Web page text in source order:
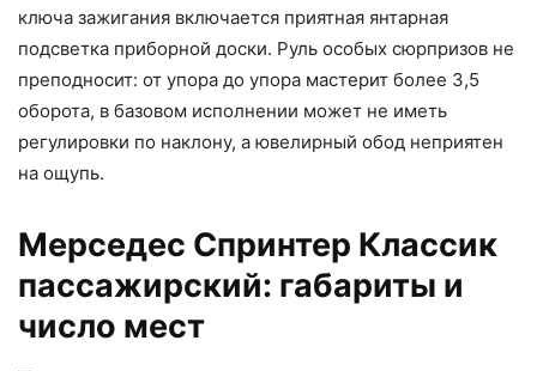
ключа зажигания включается приятная янтарная
подсветка приборной доски. Руль особых сюрпризов не
преподносит: от упора до упора мастерит более 3,5
оборота, в базовом исполнении может не иметь
регулировки по наклону, а ювелирный обод неприятен
на ощупь.
Мерседес Спринтер Классик
пассажирский: габариты и
число мест